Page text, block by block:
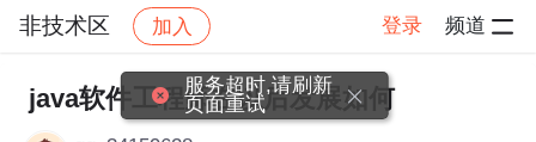
非技术区 加入 登录 频道
社区 非技术区 帖子详情
java软件工程师在以后发展如何
服务超时,请刷新
页面重试